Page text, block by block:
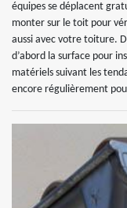
équipes se déplacent
monter sur le toit pour
aussi avec votre toiture.
d’abord la surface pour
matériels suivant les
encore régulièrement